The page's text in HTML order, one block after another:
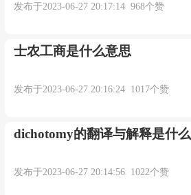
发布于2023-06-27 20:17:14 968个赞
士农工商是什么意思
发布于2023-06-27 20:16:24 1017个赞
dichotomy的翻译与解释是什么
发布于2023-06-27 20:14:56 1022个赞